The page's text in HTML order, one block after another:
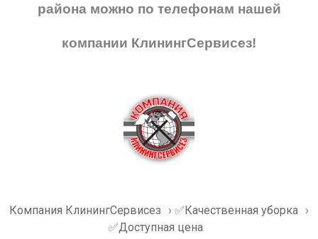
района можно по телефонам нашей
компании КлинингСервисез!
Компания КлинингСервисез › ✅Качественная уборка ›
✅Доступная цена